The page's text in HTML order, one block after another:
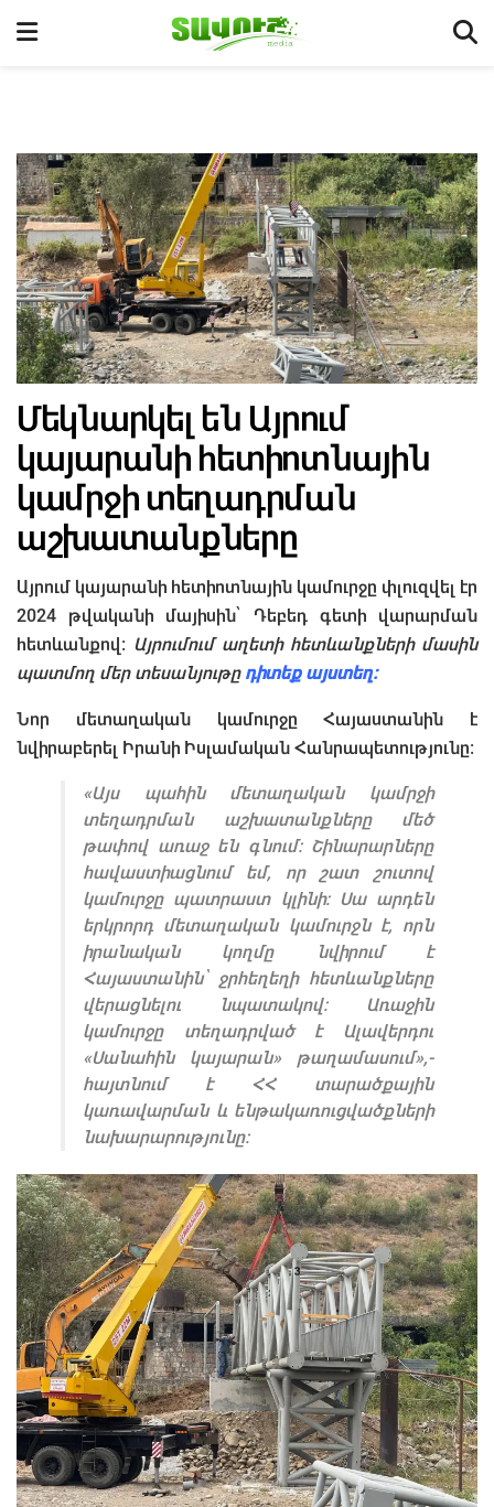
Մեկնարկել են Այրում
կայարանի հետիոտնային
կամրջի տեղադրման
աշխատանքները
Այրում կայարանի հետիոտնային կամուրջը փլուզվել էր
2024 թվականի մայիսին՝ Դեբեդ գետի վարարման
հետևանքով: Այրումում աղետի հետևանքների մասին
պատմող մեր տեսանյութը դիտեք այստեղ։
Նոր մետաղական կամուրջը Հայաստանին է
նվիրաբերել Իրանի Իսլամական Հանրապետությունը:
«Այս պահին մետաղական կամրջի
տեղադրման աշխատանքները մեծ
թափով առաջ են գնում: Շինարարները
հավաստիացնում եմ, որ շատ շուտով
կամուրջը պատրաստ կլինի: Սա արդեն
երկրորդ մետաղական կամուրջն է, որն
իրանական կողմը նվիրում է
Հայաստանին՝ ջրհեղեղի հետևանքները
վերացնելու նպատակով: Առաջին
կամուրջը տեղադրված է Ալավերդու
«Սանահին կայարան» թաղամասում»,-
հայտնում է ՀՀ տարածքային
կառավարման և ենթակառուցվածքների
նախարարությունը։